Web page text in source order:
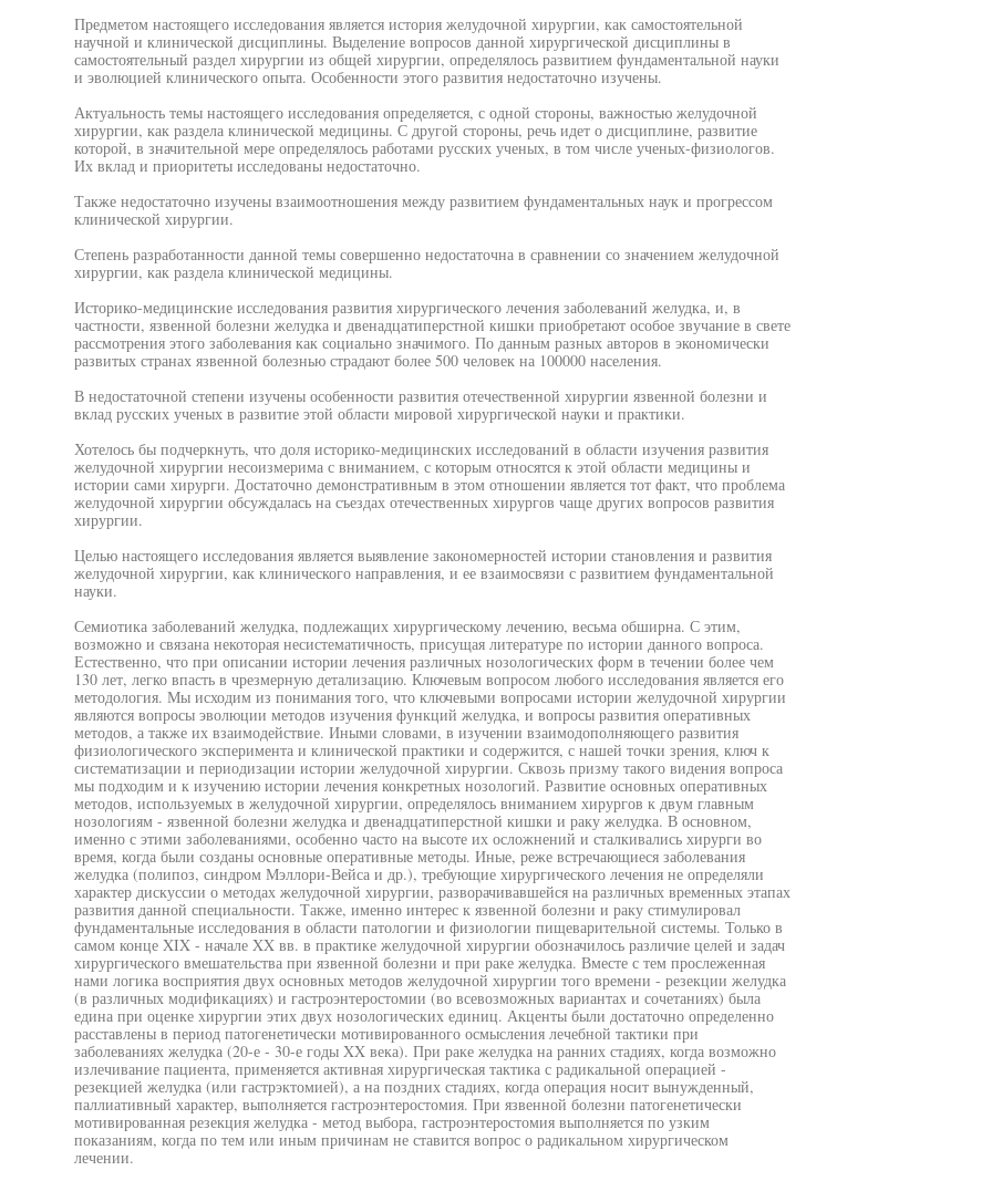
Предметом настоящего исследования является история желудочной хирургии, как самостоятельной
научной и клинической дисциплины. Выделение вопросов данной хирургической дисциплины в
самостоятельный раздел хирургии из общей хирургии, определялось развитием фундаментальной науки
и эволюцией клинического опыта. Особенности этого развития недостаточно изучены.
Актуальность темы настоящего исследования определяется, с одной стороны, важностью желудочной
хирургии, как раздела клинической медицины. С другой стороны, речь идет о дисциплине, развитие
которой, в значительной мере определялось работами русских ученых, в том числе ученых-физиологов.
Их вклад и приоритеты исследованы недостаточно.
Также недостаточно изучены взаимоотношения между развитием фундаментальных наук и прогрессом
клинической хирургии.
Степень разработанности данной темы совершенно недостаточна в сравнении со значением желудочной
хирургии, как раздела клинической медицины.
Историко-медицинские исследования развития хирургического лечения заболеваний желудка, и, в
частности, язвенной болезни желудка и двенадцатиперстной кишки приобретают особое звучание в свете
рассмотрения этого заболевания как социально значимого. По данным разных авторов в экономически
развитых странах язвенной болезнью страдают более 500 человек на 100000 населения.
В недостаточной степени изучены особенности развития отечественной хирургии язвенной болезни и
вклад русских ученых в развитие этой области мировой хирургической науки и практики.
Хотелось бы подчеркнуть, что доля историко-медицинских исследований в области изучения развития
желудочной хирургии несоизмерима с вниманием, с которым относятся к этой области медицины и
истории сами хирурги. Достаточно демонстративным в этом отношении является тот факт, что проблема
желудочной хирургии обсуждалась на съездах отечественных хирургов чаще других вопросов развития
хирургии.
Целью настоящего исследования является выявление закономерностей истории становления и развития
желудочной хирургии, как клинического направления, и ее взаимосвязи с развитием фундаментальной
науки.
Семиотика заболеваний желудка, подлежащих хирургическому лечению, весьма обширна. С этим,
возможно и связана некоторая несистематичность, присущая литературе по истории данного вопроса.
Естественно, что при описании истории лечения различных нозологических форм в течении более чем
130 лет, легко впасть в чрезмерную детализацию. Ключевым вопросом любого исследования является его
методология. Мы исходим из понимания того, что ключевыми вопросами истории желудочной хирургии
являются вопросы эволюции методов изучения функций желудка, и вопросы развития оперативных
методов, а также их взаимодействие. Иными словами, в изучении взаимодополняющего развития
физиологического эксперимента и клинической практики и содержится, с нашей точки зрения, ключ к
систематизации и периодизации истории желудочной хирургии. Сквозь призму такого видения вопроса
мы подходим и к изучению истории лечения конкретных нозологий. Развитие основных оперативных
методов, используемых в желудочной хирургии, определялось вниманием хирургов к двум главным
нозологиям - язвенной болезни желудка и двенадцатиперстной кишки и раку желудка. В основном,
именно с этими заболеваниями, особенно часто на высоте их осложнений и сталкивались хирурги во
время, когда были созданы основные оперативные методы. Иные, реже встречающиеся заболевания
желудка (полипоз, синдром Мэллори-Вейса и др.), требующие хирургического лечения не определяли
характер дискуссии о методах желудочной хирургии, разворачивавшейся на различных временных этапах
развития данной специальности. Также, именно интерес к язвенной болезни и раку стимулировал
фундаментальные исследования в области патологии и физиологии пищеварительной системы. Только в
самом конце XIX - начале XX вв. в практике желудочной хирургии обозначилось различие целей и задач
хирургического вмешательства при язвенной болезни и при раке желудка. Вместе с тем прослеженная
нами логика восприятия двух основных методов желудочной хирургии того времени - резекции желудка
(в различных модификациях) и гастроэнтеростомии (во всевозможных вариантах и сочетаниях) была
едина при оценке хирургии этих двух нозологических единиц. Акценты были достаточно определенно
расставлены в период патогенетически мотивированного осмысления лечебной тактики при
заболеваниях желудка (20-е - 30-е годы XX века). При раке желудка на ранних стадиях, когда возможно
излечивание пациента, применяется активная хирургическая тактика с радикальной операцией -
резекцией желудка (или гастрэктомией), а на поздних стадиях, когда операция носит вынужденный,
паллиативный характер, выполняется гастроэнтеростомия. При язвенной болезни патогенетически
мотивированная резекция желудка - метод выбора, гастроэнтеростомия выполняется по узким
показаниям, когда по тем или иным причинам не ставится вопрос о радикальном хирургическом
лечении.